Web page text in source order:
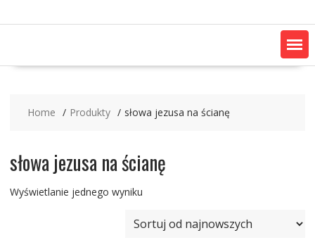
Home Produkty słowa jezusa na ścianę
słowa jezusa na ścianę
Wyświetlanie jednego wyniku